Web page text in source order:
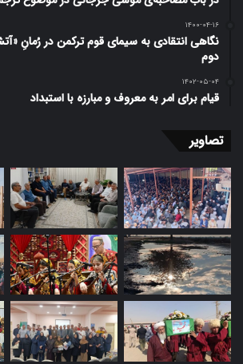
۱۴۰۰-۰۴-۱۶
نگاهی انتقادی به سیمای قوم ترکمن در رُمانِ
دوم
۱۴۰۲-۰۵-۰۴
قیام برای امر به معروف و مبارزه با استبداد
تصاویر